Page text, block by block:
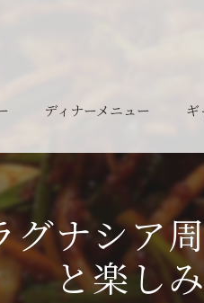
ディナーメニュー ギ
ナシア
と楽し